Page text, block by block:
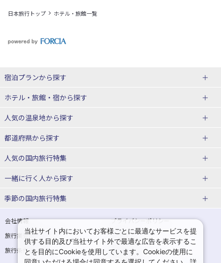
日本旅行トップ ホテル・旅館一覧
宿泊プランから探す
北海道
東北
青森県
宮城県
山形県
関東
埼玉県 千葉県
茨城県 栃木県
ホテル・旅館・宿から探す
北海道ホテル・旅館
青森県ホテル・旅館
宮城県ホテル・旅館
山形県ホテル・旅館
東京都ホテル・旅館 神奈川県ホテル・旅館
埼玉県ホテル・旅館 千葉県ホテル・旅館
人気の温泉地から探す
北海道
湯の川温泉(北海道)
十勝川温泉(北海道)
洞爺湖温泉(北海道)
層雲峡温泉(北海道)
東北
花巻温泉(岩手) 蔵王温泉(山形)
都道府県から探す
北海道旅行・ツアー
東北
青森旅行・ツアー 岩手旅行・ツアー
宮城旅行・ツアー 秋田旅行・ツアー
山形旅行・ツアー 福島旅行・ツアー
人気の国内旅行特集
東京ディズニーリゾート®への旅
ユニバーサル・スタジオ・ジャパ
一緒に行く人から探す
一人旅 国内版
カップル・夫婦旅行 国内版 女子旅 国内版
卒業旅行・学生旅行 国内版
季節の国内旅行特集
桜・お花見特集
ゴールデンウィーク（GW）の国内
旅行
夏休み・お盆の国内旅行 7月の国内旅行
会社情報
プライバシーポリシー
旅行業登録票・約款
規約集
旅行条件書
商標について
当社サイト内においてお客様ごとに最適なサービスを提
供する目的及び当社サイト外で最適な広告を表示するこ
とを目的にCookieを使用しています。Cookieの使用に